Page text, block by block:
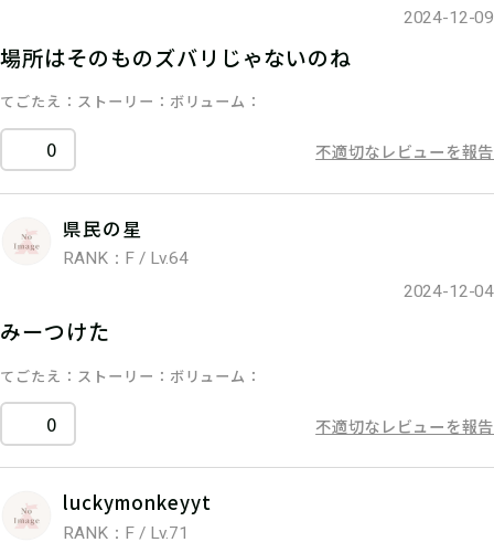
2024-12-09
場所はそのものズバリじゃないのね
てごたえ ストーリー ボリューム
0 不適切なレビューを報告
県民の星
RANK：F / Lv.64
2024-12-04
みーつけた
てごたえ ストーリー ボリューム
0 不適切なレビューを報告
luckymonkeyyt
RANK：F / Lv.71